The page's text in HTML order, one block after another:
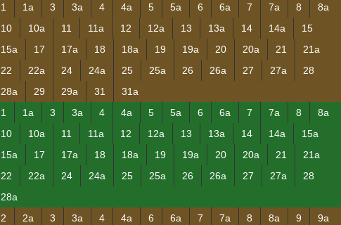
1 1a 3 3a 4 4a 5 5a 6 6a 7 7a 8
8a
10
10a 11 11a 12 12a 13 13a 14 14a
15
15a
17 17a 18 18a 19 19a 20 20a 21
21a
22
22a 24 24a 25 25a 26 26a 27 27a
28
28a
29 29a 31
31a
1 1a 3 3a 4 4a 5 5a 6 6a 7 7a 8
8a
10
10a 11 11a 12 12a 13 13a 14 14a
15a
15a
17 17a 18 18a 19 19a 20 20a 21
21a
22
22a 24 24a 25 25a 26 26a 27 27a
28
28a
2 2a 3 3a 4 4a 6 6a 7 7a 8 8a 9
9a